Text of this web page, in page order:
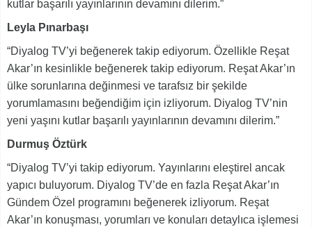
kutlar başarılı yayınlarının devamını dilerim.”
Leyla Pınarbaşı
“Diyalog TV’yi beğenerek takip ediyorum. Özellikle Reşat
Akar’ın kesinlikle beğenerek takip ediyorum. Reşat Akar’ın
ülke sorunlarına değinmesi ve tarafsız bir şekilde
yorumlamasını beğendiğim için izliyorum. Diyalog TV’nin
yeni yaşını kutlar başarılı yayınlarının devamını dilerim.”
Durmuş Öztürk
“Diyalog TV’yi takip ediyorum. Yayınlarını eleştirel ancak
yapıcı buluyorum. Diyalog TV’de en fazla Reşat Akar’ın
Gündem Özel programını beğenerek izliyorum. Reşat
Akar’ın konuşması, yorumları ve konuları detaylıca işlemesi